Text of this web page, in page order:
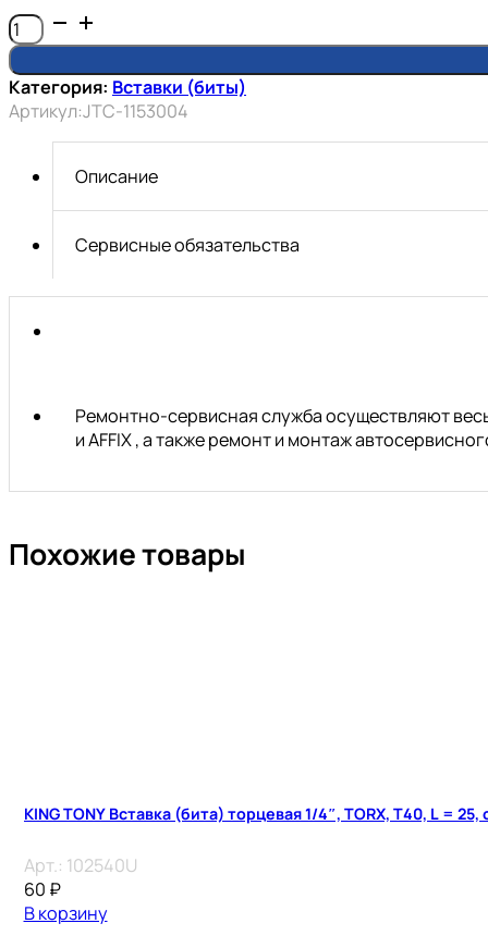
Количество
товара
Вставка
1/4"DR
6-
гранная
H4x30мм
JTC
Категория: Вставки (биты)
Артикул:JTC-1153004
Описание
Сервисные обязательства
Ремонтно-сервисная служба осуществляют
и AFFIX , а также ремонт и монтаж
Похожие товары
KING TONY Вставка (бита) торцевая 1/4″, TORX, T40, L =
Арт.: 102540U
60 ₽
В корзину